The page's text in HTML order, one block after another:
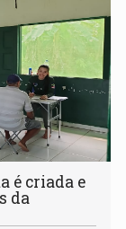
é criada e
da